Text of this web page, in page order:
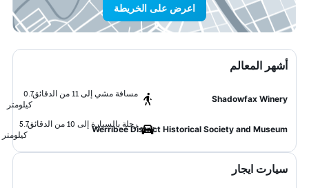
اعرض على الخريطة
أشهر المعالم
Shadowfax Winery
مسافة مشي إلى 11 من الدقائق
0.7
كيلومتر
Werribee District Historical Society and Museum
رحلة بالسيارة إلى 10 من الدقائق
5.7
كيلومتر
سيارت ايجار